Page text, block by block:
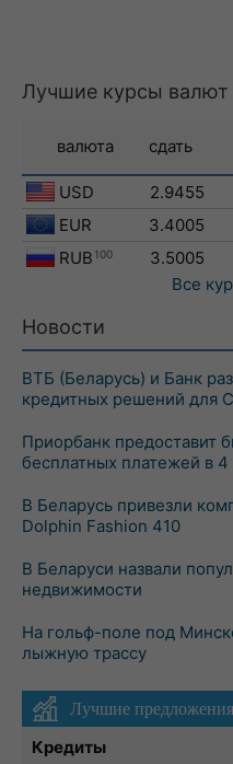
Лучшие курсы валют
валюта сдать
USD 2.9455
EUR
3.4005
RUB 100 3.5005
Все
Новости
ВТБ (Беларусь) и Банк
кредитных решений для
Приорбанк предоставит
бесплатных платежей в 4
В Беларусь привезли
Dolphin Fashion 410
В Беларуси назвали
недвижимости
На гольф-поле под
лыжную трассу
Лучшие предложения
Кредиты